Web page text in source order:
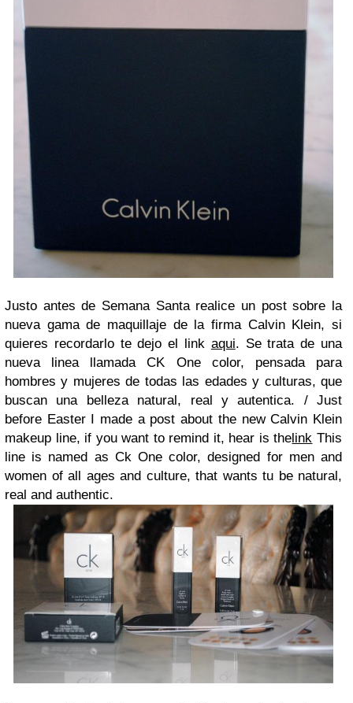
Justo antes de Semana Santa realice un post sobre la
nueva gama de maquillaje de la firma Calvin Klein, si
quieres recordarlo te dejo el link aqui. Se trata de una
nueva linea llamada CK One color, pensada para
hombres y mujeres de todas las edades y culturas, que
buscan una belleza natural, real y autentica. / Just
before Easter I made a post about the new Calvin Klein
makeup line, if you want to remind it, hear is thelink This
line is named as Ck One color, designed for men and
women of all ages and culture, that wants tu be natural,
real and authentic.